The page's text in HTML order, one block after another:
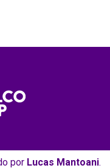
por Lucas Mantoani.